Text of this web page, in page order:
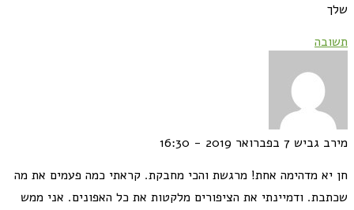
שלך
תשובה
מירב גביש 7 בפברואר 2019 - 16:30
חן יא מדהימה אחת! מרגשת והכי מחבקת. קראתי כמה פעמים את מה
שכתבת. ודמיינתי את הציפורים מלקטות את כל האפונים. אני ממש